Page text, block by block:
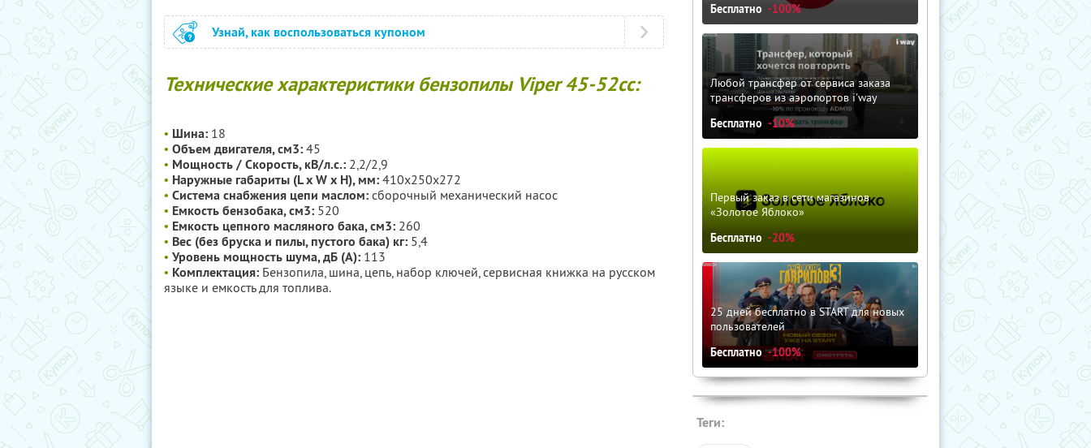
Узнай, как воспользоваться купоном
Технические характеристики бензопилы Viper 45-52сс:
• Шина: 18
• Объем двигателя, см3: 45
• Мощность / Скорость, кВ/л.с.: 2,2/2,9
• Наружные габариты (L x W x Н), мм: 410х250х272
• Система снабжения цепи маслом: сборочный механический насос
• Емкость бензобака, см3: 520
• Емкость цепного масляного бака, см3: 260
• Вес (без бруска и пилы, пустого бака) кг: 5,4
• Уровень мощность шума, дБ (А): 113
• Комплектация: Бензопила, шина, цепь, набор ключей, сервисная книжка на русском
языке и емкость для топлива.
Бесплатно -100%
Любой трансфер от сервиса заказа
трансферов из аэропортов i'way
Бесплатно -10%
Первый заказ в сети магазинов
«Золотое Яблоко»
Бесплатно -20%
25 дней бесплатно в START для новых
пользователей
Бесплатно -100%
Теги: